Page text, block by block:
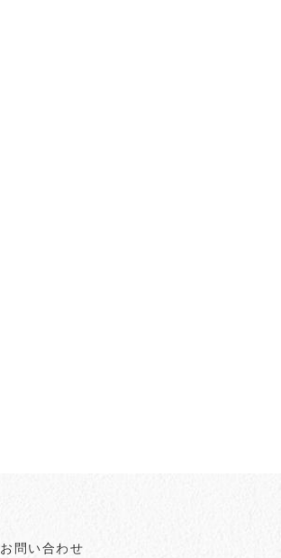
お問い合わせ